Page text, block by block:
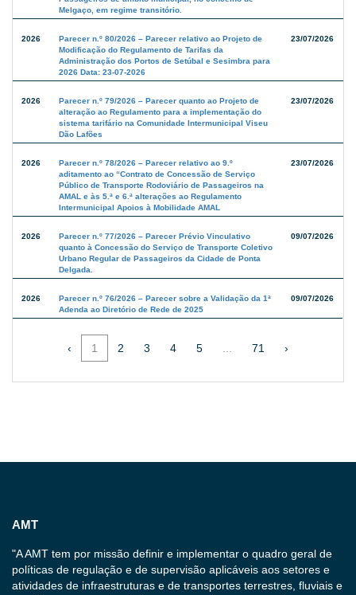
Melgaço, em regime transitório.
2026
Parecer n.º 80/2026 – Parecer relativo ao Projeto de
Modificação do Regulamento de Tarifas da
Administração dos Portos de Setúbal e Sesimbra para
2026 Data: 23-07-2026
23/07/2026
2026
Parecer n.º 79/2026 – Parecer quanto ao Projeto de
alteração ao Regulamento para a implementação do
sistema tarifário na Comunidade Intermunicipal Viseu
Dão Lafões
23/07/2026
2026
Parecer n.º 78/2026 – Parecer relativo ao 9.º
aditamento ao “Contrato de Concessão de Serviço
Público de Transporte Rodoviário de Passageiros na
AMAL e às 5.ª e 6.ª alterações ao Regulamento
Intermunicipal Apoios à Mobilidade AMAL
23/07/2026
2026
Parecer n.º 77/2026 – Parecer Prévio Vinculativo
quanto à Concessão do Serviço de Transporte Coletivo
Urbano Regular de Passageiros da Cidade de Ponta
Delgada.
09/07/2026
2026
Parecer n.º 76/2026 – Parecer sobre a Validação da 1ª
Adenda ao Diretório de Rede de 2025
09/07/2026
‹ 1 2 3 4 5 71 ›
AMT
"A AMT tem por missão definir e implementar o quadro geral de
políticas de regulação e de supervisão aplicáveis aos setores e
atividades de infraestruturas e de transportes terrestres, fluviais e